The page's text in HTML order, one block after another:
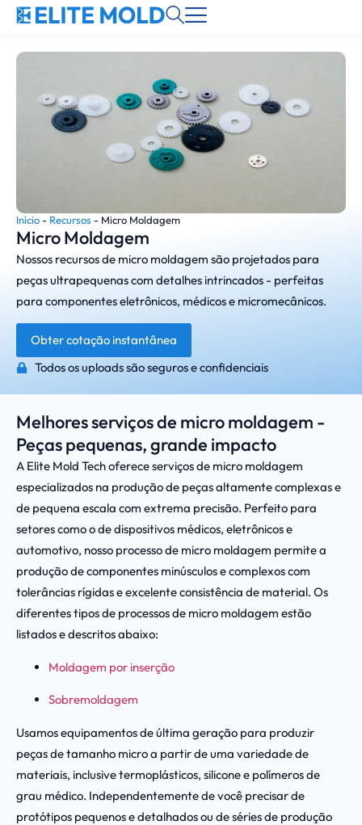
Início- Recursos - Micro Moldagem
Micro Moldagem
Nossos recursos de micro moldagem são projetados para
peças ultrapequenas com detalhes intrincados - perfeitas
para componentes eletrônicos, médicos e micromecânicos.
Obter cotação instantânea
Todos os uploads são seguros e confidenciais
Melhores serviços de micro moldagem -
Peças pequenas, grande impacto
A Elite Mold Tech oferece serviços de micro moldagem
especializados na produção de peças altamente complexas e
de pequena escala com extrema precisão. Perfeito para
setores como o de dispositivos médicos, eletrônicos e
automotivo, nosso processo de micro moldagem permite a
produção de componentes minúsculos e complexos com
tolerâncias rígidas e excelente consistência de material. Os
diferentes tipos de processos de micro moldagem estão
listados e descritos abaixo:
Moldagem por inserção
Sobremoldagem
Usamos equipamentos de última geração para produzir
peças de tamanho micro a partir de uma variedade de
materiais, inclusive termoplásticos, silicone e polímeros de
grau médico. Independentemente de você precisar de
protótipos pequenos e detalhados ou de séries de produção